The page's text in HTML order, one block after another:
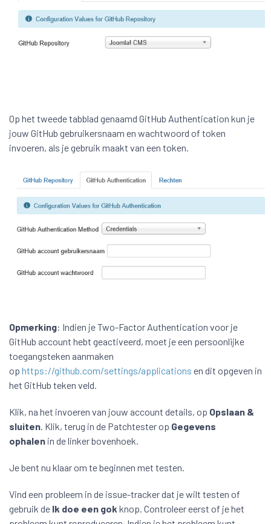
Op het tweede tabblad genaamd GitHub Authentication kun je
jouw GitHub gebruikersnaam en wachtwoord of token
invoeren, als je gebruik maakt van een token.
Opmerking: Indien je Two-Factor Authentication voor je
GitHub account hebt geactiveerd, moet je een persoonlijke
toegangsteken aanmaken
op https://github.com/settings/applications en dit opgeven in
het GitHub teken veld.
Klik, na het invoeren van jouw account details, op Opslaan &
sluiten. Klik, terug in de Patchtester op Gegevens
ophalen in de linker bovenhoek.
Je bent nu klaar om te beginnen met testen.
Vind een probleem in de issue-tracker dat je wilt testen of
gebruik de Ik doe een gok knop. Controleer eerst of je het